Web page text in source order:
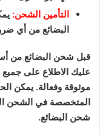
التأمين الشحن:
البضائع من أي
قبل شحن البضائع من
عليك الاطلاع على
موثوقة وفعالة. يمكن
المتخصصة في الشحن
شحن البضائع.